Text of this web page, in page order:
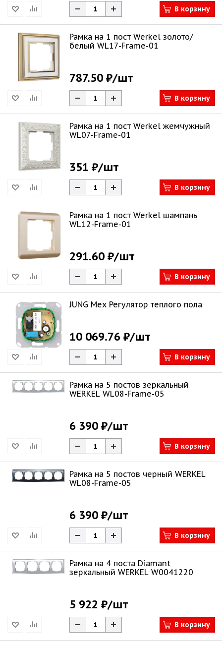
В корзину
Рамка на 1 пост Werkel золото/
белый WL17-Frame-01
787.50 ₽/шт
В корзину
Рамка на 1 пост Werkel жемчужный
WL07-Frame-01
351 ₽/шт
В корзину
Рамка на 1 пост Werkel шампань
WL12-Frame-01
291.60 ₽/шт
В корзину
JUNG Мех Регулятор теплого пола
10 069.76 ₽/шт
В корзину
Рамка на 5 постов зеркальный
WERKEL WL08-Frame-05
6 390 ₽/шт
В корзину
Рамка на 5 постов черный WERKEL
WL08-Frame-05
6 390 ₽/шт
В корзину
Рамка на 4 поста Diamant
зеркальный WERKEL W0041220
5 922 ₽/шт
В корзину